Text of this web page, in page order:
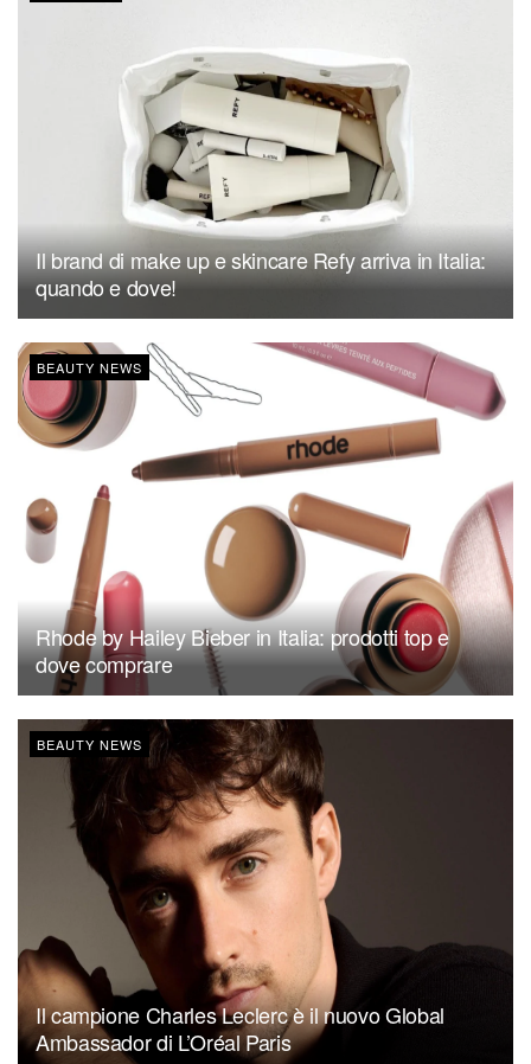
Il brand di make up e skincare Refy arriva in Italia:
quando e dove!
BEAUTY NEWS
Rhode by Hailey Bieber in Italia: prodotti top e
dove comprare
BEAUTY NEWS
Il campione Charles Leclerc è il nuovo Global
Ambassador di L’Oréal Paris